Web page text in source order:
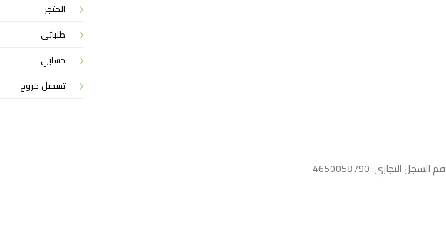
المتجر
طلباتي
حسابي
تسجيل خروج
السجل التجاري: 4650058790